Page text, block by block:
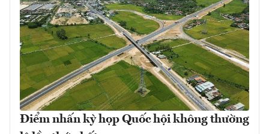
Điểm nhấn kỳ họp Quốc hội không thường